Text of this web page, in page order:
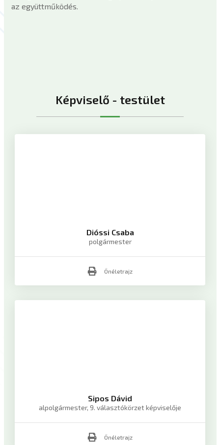
az együttműködés.
Képviselő - testület
Dióssi Csaba
polgármester
Önéletrajz
Sipos Dávid
alpolgármester, 9. választókörzet képviselője
Önéletrajz